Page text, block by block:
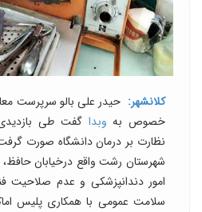
کلانشهر: حیدر علی بالو سرپرست
خصوص به وبدا گفت طی
نظارت بر درمان دانشگاه صورت
شهرستان رشت واقع درخیابان
امور دندانپزشکی و عدم صلاحیت
سلامت عمومی با همکاری پلیس